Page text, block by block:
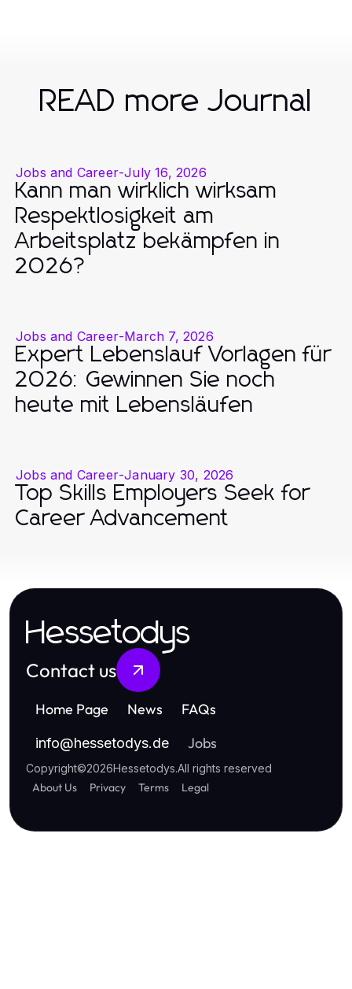
READ more Journal
Jobs and Career-July 16, 2026
Kann man wirklich wirksam
Respektlosigkeit am
Arbeitsplatz bekämpfen in
2026?
Jobs and Career-March 7, 2026
Expert Lebenslauf Vorlagen für
2026: Gewinnen Sie noch
heute mit Lebensläufen
Jobs and Career-January 30, 2026
Top Skills Employers Seek for
Career Advancement
Hessetodys
Contact us
Home Page News FAQs
info@hessetodys.de Jobs
Copyright©2026Hessetodys.All rights reserved
About Us Privacy Terms Legal